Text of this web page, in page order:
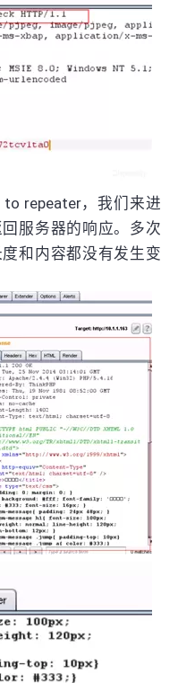
repeater，我们来进
服务器的响应。多次
和内容都没有发生变